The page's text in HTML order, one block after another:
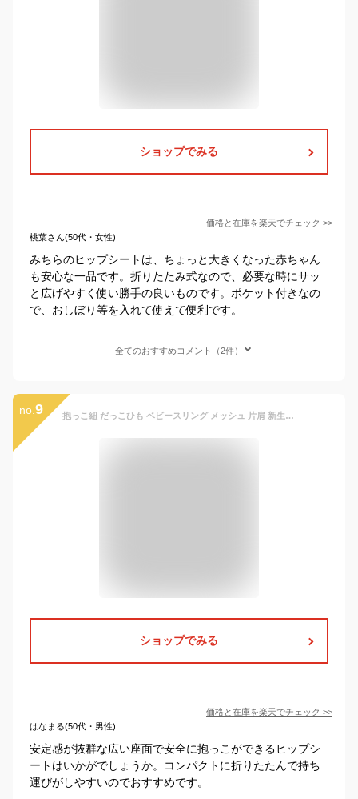
ショップでみる
価格と在庫を楽天でチェック >>
桃葉さん(50代・女性)
みちらのヒップシートは、ちょっと大きくなった赤ちゃん
も安心な一品です。折りたたみ式なので、必要な時にサッ
と広げやすく使い勝手の良いものです。ポケット付きなの
で、おしぼり等を入れて使えて便利です。
全てのおすすめコメント（2件）
no. 9 抱っこ紐 だっこひも ベビースリング メッシュ 片肩 新生児 スリング 育児 片手抱っこ 通気 横抱き お出かけ 出産祝い コンパクト 軽い 折り畳み式 超軽量 持ち運び便利 おしゃれ ヒップシート 0-4歳 20kg パママ兼用
ショップでみる
価格と在庫を楽天でチェック >>
はなまる(50代・男性)
安定感が抜群な広い座面で安全に抱っこができるヒップシ
ートはいかがでしょうか。コンパクトに折りたたんで持ち
運びがしやすいのでおすすめです。